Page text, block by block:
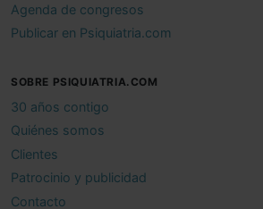
Agenda de congresos
Publicar en Psiquiatria.com
SOBRE PSIQUIATRIA.COM
30 años contigo
Quiénes somos
Clientes
Patrocinio y publicidad
Contacto